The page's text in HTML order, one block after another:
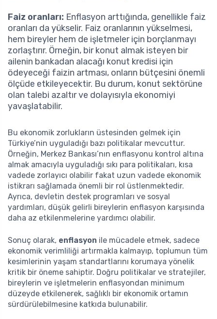
Faiz oranları: Enflasyon arttığında, genellikle faiz
oranları da yükselir. Faiz oranlarının yükselmesi,
hem bireyler hem de işletmeler için borçlanmayı
zorlaştırır. Örneğin, bir konut almak isteyen bir
ailenin bankadan alacağı konut kredisi için
ödeyeceği faizin artması, onların bütçesini önemli
ölçüde etkileyecektir. Bu durum, konut sektörüne
olan talebi azaltır ve dolayısıyla ekonomiyi
yavaşlatabilir.
Bu ekonomik zorlukların üstesinden gelmek için
Türkiye’nin uyguladığı bazı politikalar mevcuttur.
Örneğin, Merkez Bankası’nın enflasyonu kontrol altına
almak amacıyla uyguladığı sıkı para politikaları, kısa
vadede zorlayıcı olabilir fakat uzun vadede ekonomik
istikrarı sağlamada önemli bir rol üstlenmektedir.
Ayrıca, devletin destek programları ve sosyal
yardımları, düşük gelirli bireylerin enflasyon karşısında
daha az etkilenmelerine yardımcı olabilir.
Sonuç olarak, enflasyon ile mücadele etmek, sadece
ekonomik verimliliği artırmakla kalmayıp, toplumun tüm
kesimlerinin yaşam standartlarını korumaya yönelik
kritik bir öneme sahiptir. Doğru politikalar ve stratejiler,
bireylerin ve işletmelerin enflasyondan minimum
düzeyde etkilenerek, sağlıklı bir ekonomik ortamın
sürdürülebilmesine katkıda bulunabilir.